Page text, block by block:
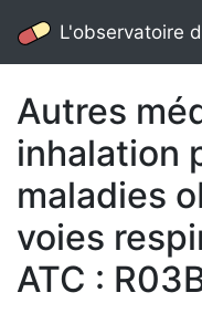
L'observatoire
Autres
inhalation
maladies
voies
ATC :